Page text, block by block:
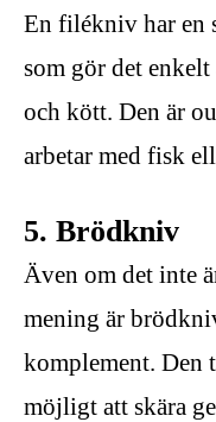
En filékniv har en
som gör det
och kött. Den är
arbetar med fisk
5. Brödkniv
Även om det inte
mening är
komplement. Den
möjligt att skära